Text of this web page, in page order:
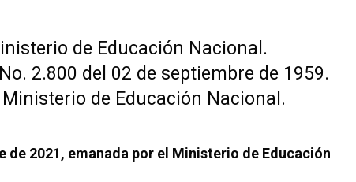
de Educación Nacional.
2.800 del 02 de septiembre de 1959.
de Educación Nacional.
2021, emanada por el Ministerio de Educación